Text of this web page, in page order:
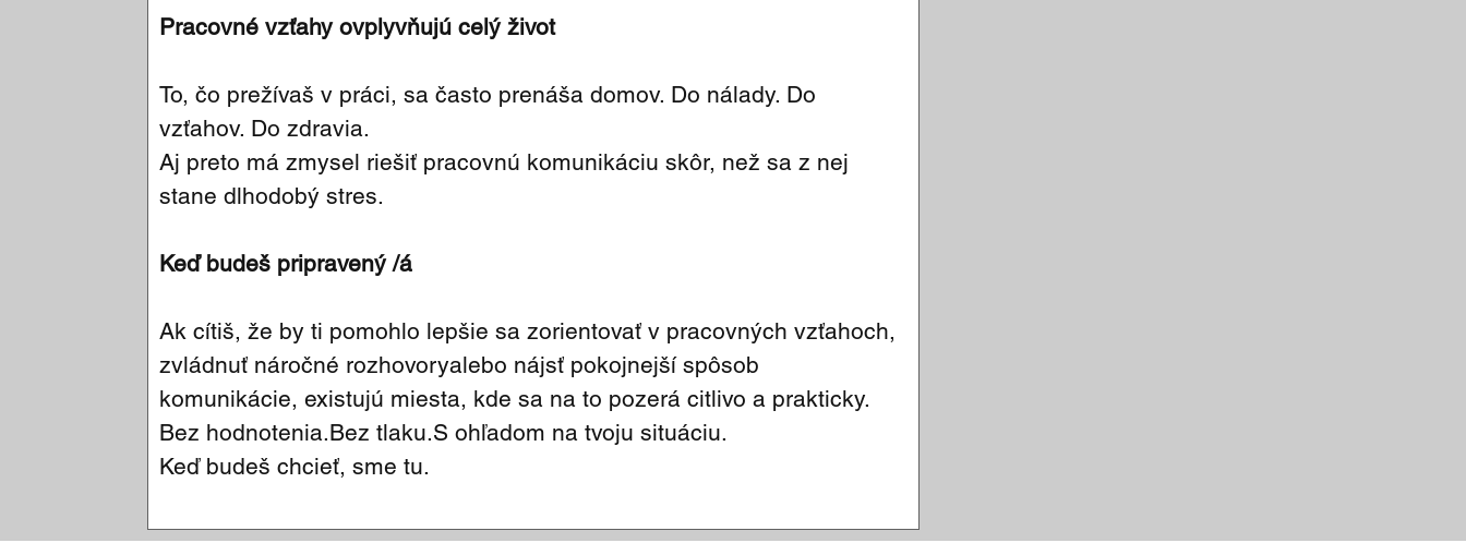
Pracovné vzťahy ovplyvňujú celý život
To, čo prežívaš v práci, sa často prenáša domov. Do nálady. Do
vzťahov. Do zdravia.
Aj preto má zmysel riešiť pracovnú komunikáciu skôr, než sa z nej
stane dlhodobý stres.
Keď budeš pripravený /á
Ak cítiš, že by ti pomohlo lepšie sa zorientovať v pracovných vzťahoch,
zvládnuť náročné rozhovoryalebo nájsť pokojnejší spôsob
komunikácie, existujú miesta, kde sa na to pozerá citlivo a prakticky.
Bez hodnotenia.Bez tlaku.S ohľadom na tvoju situáciu.
Keď budeš chcieť, sme tu.